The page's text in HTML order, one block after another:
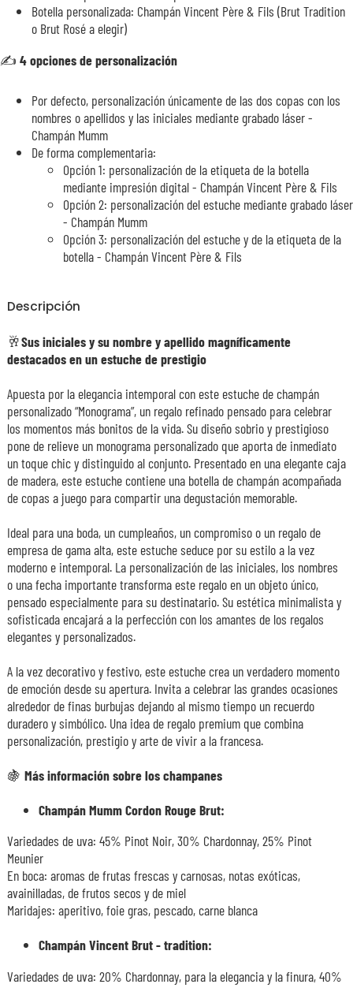
Botella personalizada: Champán Vincent Père & Fils (Brut Tradition
o Brut Rosé a elegir)
✍️ 4 opciones de personalización
Por defecto, personalización únicamente de las dos copas con los
nombres o apellidos y las iniciales mediante grabado láser -
Champán Mumm
De forma complementaria:
Opción 1: personalización de la etiqueta de la botella
mediante impresión digital - Champán Vincent Père & Fils
Opción 2: personalización del estuche mediante grabado láser
- Champán Mumm
Opción 3: personalización del estuche y de la etiqueta de la
botella - Champán Vincent Père & Fils
Descripción
🥂Sus iniciales y su nombre y apellido magníficamente
destacados en un estuche de prestigio
Apuesta por la elegancia intemporal con este estuche de champán
personalizado “Monograma”, un regalo refinado pensado para celebrar
los momentos más bonitos de la vida. Su diseño sobrio y prestigioso
pone de relieve un monograma personalizado que aporta de inmediato
un toque chic y distinguido al conjunto. Presentado en una elegante caja
de madera, este estuche contiene una botella de champán acompañada
de copas a juego para compartir una degustación memorable.
Ideal para una boda, un cumpleaños, un compromiso o un regalo de
empresa de gama alta, este estuche seduce por su estilo a la vez
moderno e intemporal. La personalización de las iniciales, los nombres
o una fecha importante transforma este regalo en un objeto único,
pensado especialmente para su destinatario. Su estética minimalista y
sofisticada encajará a la perfección con los amantes de los regalos
elegantes y personalizados.
A la vez decorativo y festivo, este estuche crea un verdadero momento
de emoción desde su apertura. Invita a celebrar las grandes ocasiones
alrededor de finas burbujas dejando al mismo tiempo un recuerdo
duradero y simbólico. Una idea de regalo premium que combina
personalización, prestigio y arte de vivir a la francesa.
🍇 Más información sobre los champanes
Champán Mumm Cordon Rouge Brut:
Variedades de uva: 45% Pinot Noir, 30% Chardonnay, 25% Pinot
Meunier
En boca: aromas de frutas frescas y carnosas, notas exóticas,
avainilladas, de frutos secos y de miel
Maridajes: aperitivo, foie gras, pescado, carne blanca
Champán Vincent Brut - tradition:
Variedades de uva: 20% Chardonnay, para la elegancia y la finura, 40%